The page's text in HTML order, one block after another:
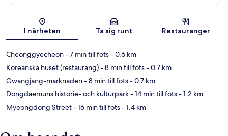
Karta
I närheten Ta sig runt Restauranger
Cheonggyecheon- 7 min till fots- 0.6 km
Koreanska huset (restaurang)- 8 min till fots- 0.7 km
Gwangjang-marknaden- 8 min till fots- 0.7 km
Dongdaemuns historie- och kulturpark- 14 min till fots- 1.2 km
Myeongdong Street- 16 min till fots- 1.4 km